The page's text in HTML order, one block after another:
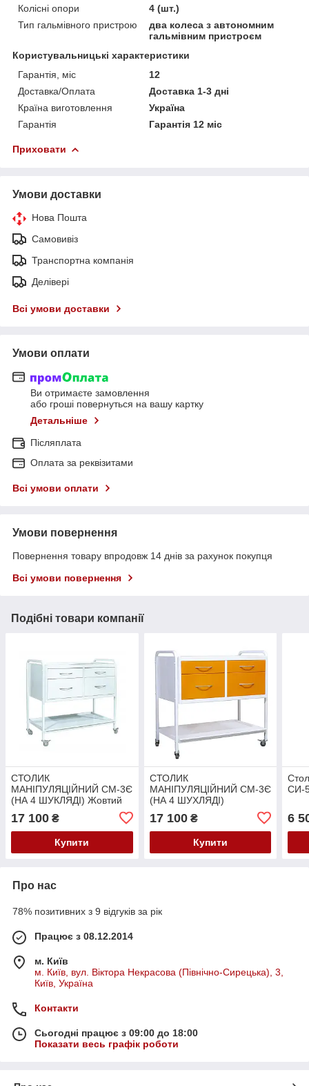
Колісні опори
4 (шт.)
Тип гальмівного пристрою
два колеса з автономним
гальмівним пристроєм
Користувальницькі характеристики
Гарантія, міс
12
Доставка/Оплата
Доставка 1-3 дні
Країна виготовлення
Україна
Гарантія
Гарантія 12 міс
Приховати
Умови доставки
Нова Пошта
Самовивіз
Транспортна компанія
Делівері
Всі умови доставки
Умови оплати
Ви отримаєте замовлення
або гроші повернуться на вашу картку
Детальніше
Післяплата
Оплата за реквізитами
Всі умови оплати
Умови повернення
Повернення товару впродовж 14 днів за рахунок покупця
Всі умови повернення
Подібні товари компанії
СТОЛИК
МАНІПУЛЯЦІЙНИЙ СМ-3Є
(НА 4 ШУКЛЯДІ) Жовтий
17 100 ₴
Купити
СТОЛИК
МАНІПУЛЯЦІЙНИЙ СМ-3Є
(НА 4 ШУХЛЯДІ)
Помаранчевий (RAL 2003)
17 100₴
Купити
СИ-
6
Про нас
78% позитивних з 9 відгуків за рік
Працює з 08.12.2014
м. Київ
м. Київ, вул. Віктора Некрасова (Північно-Сирецька), 3,
Київ, Україна
Контакти
Сьогодні працює з 09:00 до 18:00
Показати весь графік роботи